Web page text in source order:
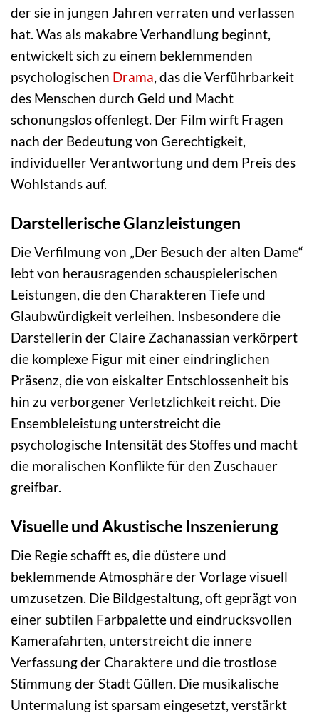
der sie in jungen Jahren verraten und verlassen
hat. Was als makabre Verhandlung beginnt,
entwickelt sich zu einem beklemmenden
psychologischen Drama , das die Verführbarkeit
des Menschen durch Geld und Macht
schonungslos offenlegt. Der Film wirft Fragen
nach der Bedeutung von Gerechtigkeit,
individueller Verantwortung und dem Preis des
Wohlstands auf.
Darstellerische Glanzleistungen
Die Verfilmung von „Der Besuch der alten Dame“
lebt von herausragenden schauspielerischen
Leistungen, die den Charakteren Tiefe und
Glaubwürdigkeit verleihen. Insbesondere die
Darstellerin der Claire Zachanassian verkörpert
die komplexe Figur mit einer eindringlichen
Präsenz, die von eiskalter Entschlossenheit bis
hin zu verborgener Verletzlichkeit reicht. Die
Ensembleleistung unterstreicht die
psychologische Intensität des Stoffes und macht
die moralischen Konflikte für den Zuschauer
greifbar.
Visuelle und Akustische Inszenierung
Die Regie schafft es, die düstere und
beklemmende Atmosphäre der Vorlage visuell
umzusetzen. Die Bildgestaltung, oft geprägt von
einer subtilen Farbpalette und eindrucksvollen
Kamerafahrten, unterstreicht die innere
Verfassung der Charaktere und die trostlose
Stimmung der Stadt Güllen. Die musikalische
Untermalung ist sparsam eingesetzt, verstärkt